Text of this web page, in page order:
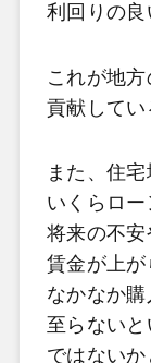
利回りの良
これが地
貢献してい
また、住宅
いくらロー
将来の不安
賃金が上が
なかなか購
至らないと
ではないか